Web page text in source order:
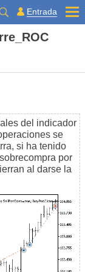
Entrada
del indicador
se
si ha tenido
por
al darse la